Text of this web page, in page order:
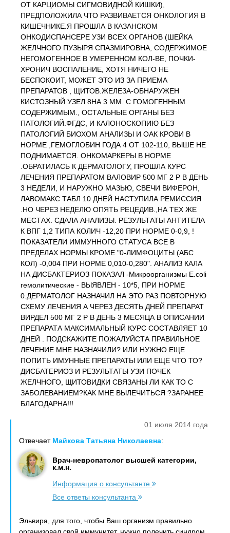
ОТ КАРЦИОМЫ СИГМОВИДНОЙ КИШКИ),
ПРЕДПОЛОЖИЛА ЧТО РАЗВИВАЕТСЯ ОНКОЛОГИЯ В
КИШЕЧНИКЕ.Я ПРОШЛА В КАЗАНСКОМ
ОНКОДИСПАНСЕРЕ УЗИ ВСЕХ ОРГАНОВ (ШЕЙКА
ЖЕЛЧНОГО ПУЗЫРЯ СПАЗМИРОВНА, СОДЕРЖИМОЕ
НЕГОМОГЕННОЕ В УМЕРЕННОМ КОЛ-ВЕ, ПОЧКИ-
ХРОНИЧ ВОСПАЛЕНИЕ, ХОТЯ НИЧЕГО НЕ
БЕСПОКОИТ, МОЖЕТ ЭТО ИЗ ЗА ПРИЕМА
ПРЕПАРАТОВ , ЩИТОВ.ЖЕЛЕЗА-ОБНАРУЖЕН
КИСТОЗНЫЙ УЗЕЛ 8НА 3 ММ. С ГОМОГЕННЫМ
СОДЕРЖИМЫМ., ОСТАЛЬНЫЕ ОРГАНЫ БЕЗ
ПАТОЛОГИЙ.ФГДС, И КАЛОНОСКОПИЮ БЕЗ
ПАТОЛОГИЙ БИОХОМ АНАЛИЗЫ И ОАК КРОВИ В
НОРМЕ ,ГЕМОГЛОБИН ГОДА 4 ОТ 102-110, ВЫШЕ НЕ
ПОДНИМАЕТСЯ. ОНКОМАРКЕРЫ В НОРМЕ
.ОБРАТИЛАСЬ К ДЕРМАТОЛОГУ, ПРОШЛА КУРС
ЛЕЧЕНИЯ ПРЕПАРАТОМ ВАЛОВИР 500 МГ 2 Р В ДЕНЬ
3 НЕДЕЛИ, И НАРУЖНО МАЗЬЮ, СВЕЧИ ВИФЕРОН,
ЛАВОМАКС ТАБЛ 10 ДНЕЙ.НАСТУПИЛА РЕМИССИЯ
.НО ЧЕРЕЗ НЕДЕЛЮ ОПЯТЬ РЕЦЕДИВ.,НА ТЕХ ЖЕ
МЕСТАХ. СДАЛА АНАЛИЗЫ. РЕЗУЛЬТАТЫ АНТИТЕЛА
К ВПГ 1,2 ТИПА КОЛИЧ -12,20 ПРИ НОРМЕ 0-0,9, !
ПОКАЗАТЕЛИ ИММУННОГО СТАТУСА ВСЕ В
ПРЕДЕЛАХ НОРМЫ КРОМЕ "0-ЛИМФОЦИТЫ (АБС
КОЛ) -0,004 ПРИ НОРМЕ 0,010-0,280". АНАЛИЗ КАЛА
НА ДИСБАКТЕРИОЗ ПОКАЗАЛ -Микроорганизмы Е.coli
гемолитические - ВЫЯВЛЕН - 10*5, ПРИ НОРМЕ
0.ДЕРМАТОЛОГ НАЗНАЧИЛ НА ЭТО РАЗ ПОВТОРНУЮ
СХЕМУ ЛЕЧЕНИЯ А ЧЕРЕЗ ДЕСЯТЬ ДНЕЙ ПРЕПАРАТ
ВИРДЕЛ 500 МГ 2 Р В ДЕНЬ 3 МЕСЯЦА В ОПИСАНИИ
ПРЕПАРАТА МАКСИМАЛЬНЫЙ КУРС СОСТАВЛЯЕТ 10
ДНЕЙ . ПОДСКАЖИТЕ ПОЖАЛУЙСТА ПРАВИЛЬНОЕ
ЛЕЧЕНИЕ МНЕ НАЗНАЧИЛИ? ИЛИ НУЖНО ЕЩЕ
ПОПИТЬ ИМУННЫЕ ПРЕПАРАТЫ ИЛИ ЕЩЕ ЧТО ТО?
ДИСБАТЕРИОЗ И РЕЗУЛЬТАТЫ УЗИ ПОЧЕК
ЖЕЛЧНОГО, ЩИТОВИДКИ СВЯЗАНЫ ЛИ КАК ТО С
ЗАБОЛЕВАНИЕМ?КАК МНЕ ВЫЛЕЧИТЬСЯ ?ЗАРАНЕЕ
БЛАГОДАРНА!!!
01 июля 2014 года
Отвечает Майкова Татьяна Николаевна:
Врач-невропатолог высшей категории,
к.м.н.
Информация о консультанте
Все ответы консультанта
Эльвира, для того, чтобы Ваш организм правильно